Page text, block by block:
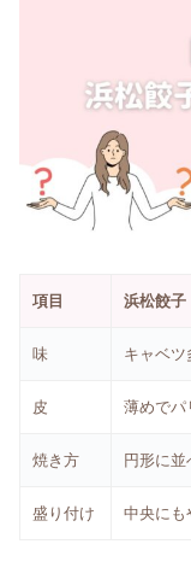
項目 浜松餃子
味 キャベツ
皮 薄めでパ
焼き方 円形に並
盛り付け 中央にも